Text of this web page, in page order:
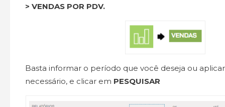
> VENDAS POR PDV.
Basta informar o período que você deseja ou
necessário, e clicar em PESQUISAR